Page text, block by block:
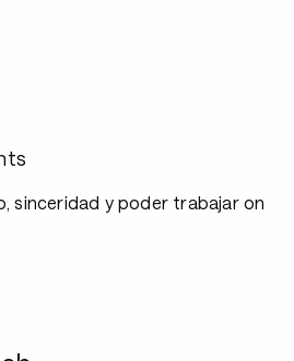
sinceridad y poder trabajar on